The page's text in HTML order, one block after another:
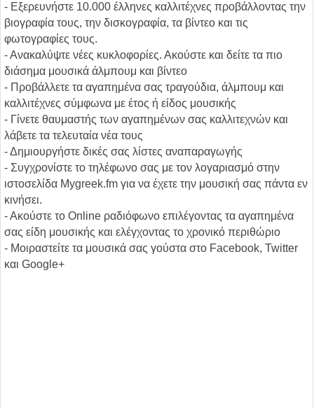
- Εξερευνήστε 10.000 έλληνες καλλιτέχνες προβάλλοντας την
βιογραφία τους, την δισκογραφία, τα βίντεο και τις
φωτογραφίες τους.
- Ανακαλύψτε νέες κυκλοφορίες. Ακούστε και δείτε τα πιο
διάσημα μουσικά άλμπουμ και βίντεο
- Προβάλλετε τα αγαπημένα σας τραγούδια, άλμπουμ και
καλλιτέχνες σύμφωνα με έτος ή είδος μουσικής
- Γίνετε θαυμαστής των αγαπημένων σας καλλιτεχνών και
λάβετε τα τελευταία νέα τους
- Δημιουργήστε δικές σας λίστες αναπαραγωγής
- Συγχρονίστε το τηλέφωνο σας με τον λογαριασμό στην
ιστοσελίδα Mygreek.fm για να έχετε την μουσική σας πάντα εν
κινήσει.
- Ακούστε το Online ραδιόφωνο επιλέγοντας τα αγαπημένα
σας είδη μουσικής και ελέγχοντας το χρονικό περιθώριο
- Μοιραστείτε τα μουσικά σας γούστα στο Facebook, Twitter
και Google+